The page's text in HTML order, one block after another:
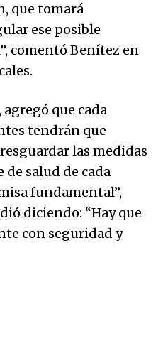
que tomará
ese posible
comentó Benítez en
que cada
tendrán que
las medidas
salud de cada
fundamental”,
diciendo: “Hay que
con seguridad y